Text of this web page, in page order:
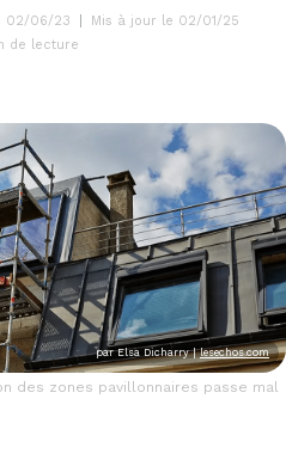
02/06/23
Mis à jour le 02/01/25
de lecture
parElsa Dicharry |lesechos.com
des zones pavillonnaires passe mal